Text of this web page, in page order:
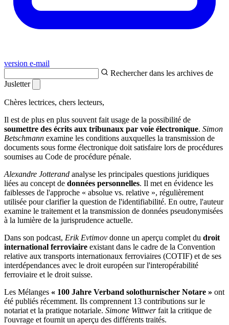
version e-mail
Rechercher dans les archives de
Jusletter
Chères lectrices, chers lecteurs,
Il est de plus en plus souvent fait usage de la possibilité de
soumettre des écrits aux tribunaux par voie électronique. Simon
Betschmann examine les conditions auxquelles la transmission de
documents sous forme électronique doit satisfaire lors de procédures
soumises au Code de procédure pénale.
Alexandre Jotterand analyse les principales questions juridiques
liées au concept de données personnelles. Il met en évidence les
faiblesses de l'approche « absolue vs. relative », régulièrement
utilisée pour clarifier la question de l'identifiabilité. En outre, l'auteur
examine le traitement et la transmission de données pseudonymisées
à la lumière de la jurisprudence actuelle.
Dans son podcast, Erik Evtimov donne un aperçu complet du droit
international ferroviaire existant dans le cadre de la Convention
relative aux transports internationaux ferroviaires (COTIF) et de ses
interdépendances avec le droit européen sur l'interopérabilité
ferroviaire et le droit suisse.
Les Mélanges « 100 Jahre Verband solothurnischer Notare » ont
été publiés récemment. Ils comprennent 13 contributions sur le
notariat et la pratique notariale. Simone Wittwerfait la critique de
l'ouvrage et fournit un aperçu des différents traités.